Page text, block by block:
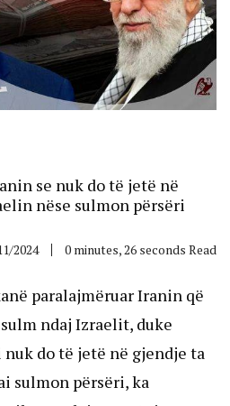
se nuk do të jetë në
nëse sulmon përsëri
2024 0 minutes, 26 seconds Read
paralajmëruar Iranin që
ndaj Izraelit, duke
do të jetë në gjendje ta
sulmon përsëri, ka